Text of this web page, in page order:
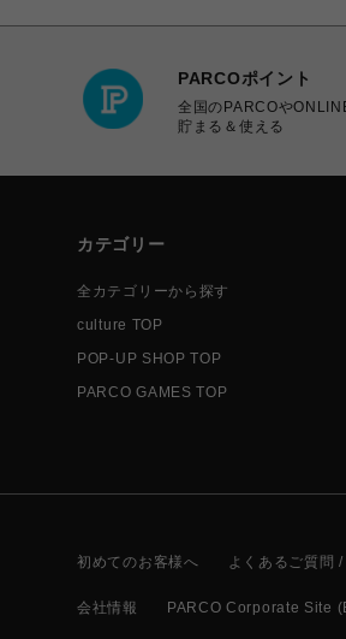
PARCOポイント
全国のPARCOや
貯まる＆使える
カテゴリー
全カテゴリーから探す
culture TOP
POP-UP SHOP TOP
PARCO GAMES TOP
初めてのお客様へ よくあるご質問
会社情報 PARCO Corporate Site